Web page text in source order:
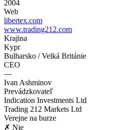
2004
Web
libertex.com
www.trading212.com
Krajina
Kypr
Bulharsko / Velká Británie
CEO
—
Ivan Ashminov
Prevádzkovateľ
Indication Investments Ltd
Trading 212 Markets Ltd
Verejne na burze
✗ Nie